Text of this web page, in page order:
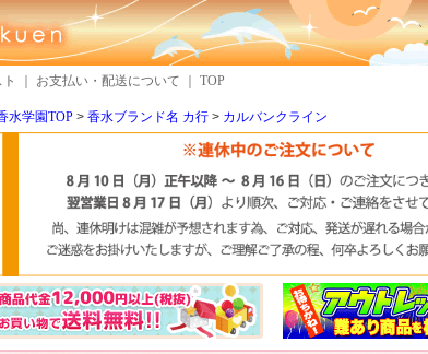
お支払い・配送について TOP
水学園TOP 香水ブランド名 カ行 カルバンクライン